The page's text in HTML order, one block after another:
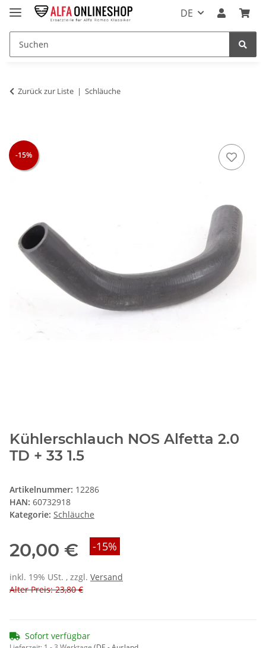
DE
Zurück zur Liste Schläuche
-15%
Kühlerschlauch NOS Alfetta 2.0
TD + 33 1.5
Artikelnummer: 12286
HAN: 60732918
Kategorie: Schläuche
20,00 € -15%
inkl. 19% USt. , zzgl. Versand
Alter Preis: 23,80 €
Sofort verfügbar